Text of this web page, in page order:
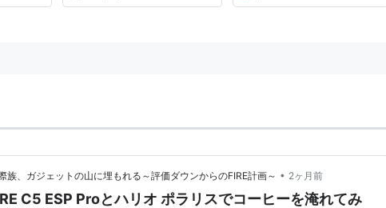
族、ガジェットの山に埋もれる～評価ダウンからのFIRE計画～ • 2ヶ月前
C5 ESP Proとハリオ ポラリスでコーヒーを淹れてみ